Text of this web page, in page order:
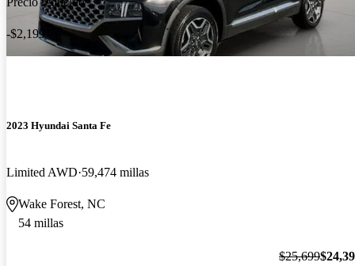
-$2,199
2023 Hyundai Santa Fe
Limited AWD 59,474 millas
Wake Forest, NC
54 millas
$25,699